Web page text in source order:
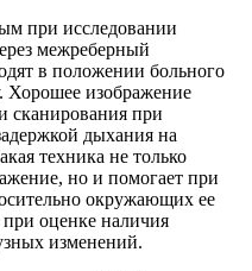
при исследовании
межреберный
в положении больного
Хорошее изображение
сканирования при
дыхания на
техника не только
но и помогает при
окружающих ее
при оценке наличия
изменений.